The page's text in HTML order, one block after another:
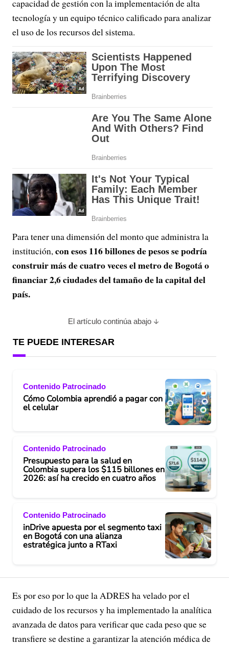
capacidad de gestión con la implementación de alta
tecnología y un equipo técnico calificado para analizar
el uso de los recursos del sistema.
Para tener una dimensión del monto que administra la
institución,con esos 116 billones de pesos se podría
construir más de cuatro veces el metro de Bogotá o
financiar 2,6 ciudades del tamaño de la capital del
país.
El artículo continúa abajo
TE PUEDE INTERESAR
Contenido Patrocinado
Cómo Colombia aprendió a pagar con
el celular
Contenido Patrocinado
Presupuesto para la salud en
Colombia supera los $115 billones en
2026: así ha crecido en cuatro años
Contenido Patrocinado
inDrive apuesta por el segmento taxi
en Bogotá con una alianza
estratégica junto a RTaxi
Es por eso por lo que la ADRES ha velado por el
cuidado de los recursos y ha implementado la analítica
avanzada de datos para verificar que cada peso que se
transfiere se destine a garantizar la atención médica de